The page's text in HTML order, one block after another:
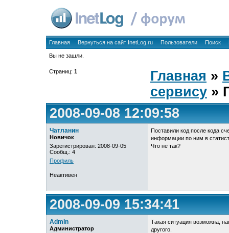
Главная Вернуться на сайт InetLog.ru Пользователи Поиск
Вы не зашли.
Страниц: 1 Главная »
сервису »
2008-09-08 12:09:58
Чатланин
Новичок
Зарегистрирован: 2008-09-05
Сообщ.: 4
Профиль
Поставили код после кода
информации по ним в
Что не так?
Неактивен
2008-09-09 15:34:41
Admin
Администратор
Такая ситуация возможна,
другого.